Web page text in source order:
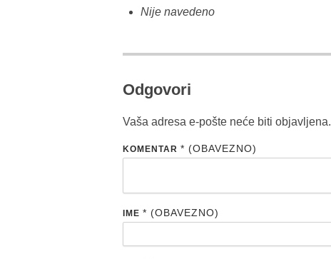
Nije navedeno
Odgovori
Vaša adresa e-pošte neće biti objavljena.
KOMENTAR * (OBAVEZNO)
IME * (OBAVEZNO)